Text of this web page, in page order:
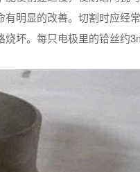
明显的改善。切割时应经
坏。每只电极里的铪丝约